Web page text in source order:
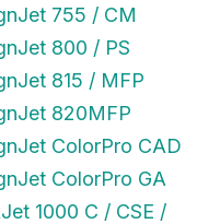
755 / CM
800 / PS
815 / MFP
820MFP
ColorPro CAD
ColorPro GA
1000 C / CSE /